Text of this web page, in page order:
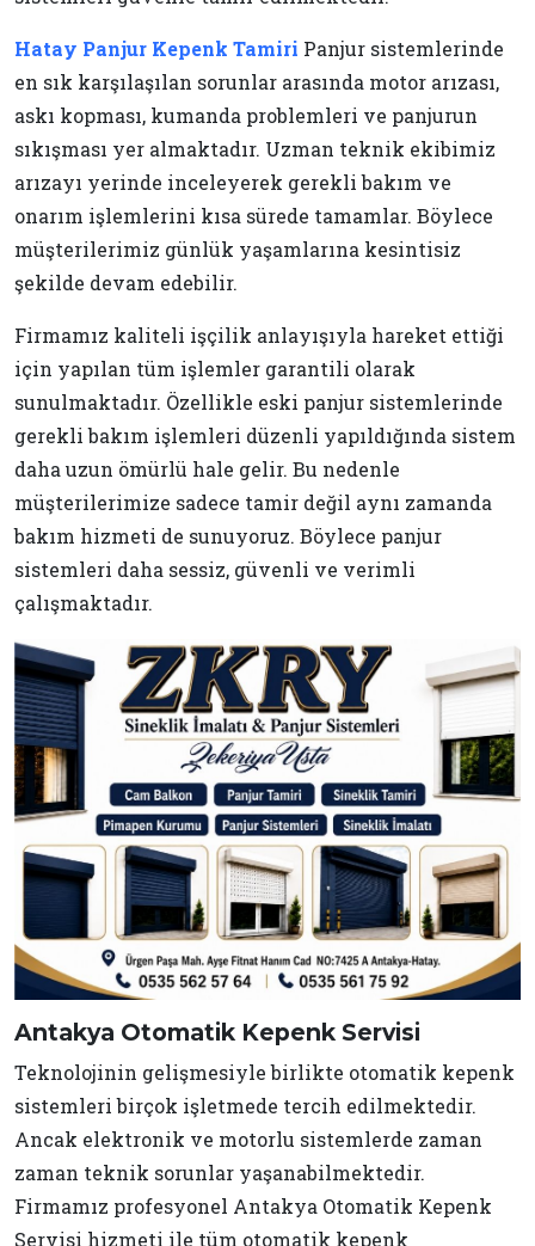
Hatay Panjur Kepenk Tamiri Panjur sistemlerinde
en sık karşılaşılan sorunlar arasında motor arızası,
askı kopması, kumanda problemleri ve panjurun
sıkışması yer almaktadır. Uzman teknik ekibimiz
arızayı yerinde inceleyerek gerekli bakım ve
onarım işlemlerini kısa sürede tamamlar. Böylece
müşterilerimiz günlük yaşamlarına kesintisiz
şekilde devam edebilir.
Firmamız kaliteli işçilik anlayışıyla hareket ettiği
için yapılan tüm işlemler garantili olarak
sunulmaktadır. Özellikle eski panjur sistemlerinde
gerekli bakım işlemleri düzenli yapıldığında sistem
daha uzun ömürlü hale gelir. Bu nedenle
müşterilerimize sadece tamir değil aynı zamanda
bakım hizmeti de sunuyoruz. Böylece panjur
sistemleri daha sessiz, güvenli ve verimli
çalışmaktadır.
Antakya Otomatik Kepenk Servisi
Teknolojinin gelişmesiyle birlikte otomatik kepenk
sistemleri birçok işletmede tercih edilmektedir.
Ancak elektronik ve motorlu sistemlerde zaman
zaman teknik sorunlar yaşanabilmektedir.
Firmamız profesyonel Antakya Otomatik Kepenk
Servisi hizmeti ile tüm otomatik kepenk